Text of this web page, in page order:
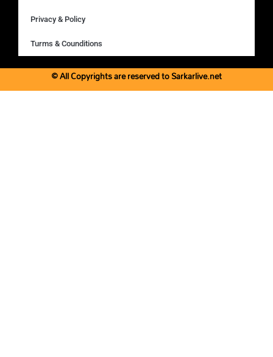
Privacy & Policy
Turms & Counditions
© All Copyrights are reserved to Sarkarlive.net